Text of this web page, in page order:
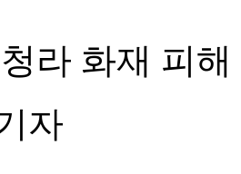
라 화재 피
자